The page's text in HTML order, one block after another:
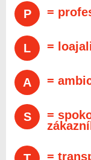
P =
L =
A =
S
=
=